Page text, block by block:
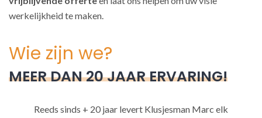
werkelijkheid te maken.
Wie zijn we?
MEER DAN 20 JAAR ERVARING!
Reeds sinds + 20 jaar levert Klusjesman Marc elk